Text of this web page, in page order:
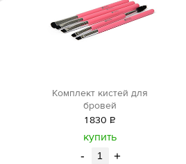
Комплект кистей для
бровей
1830 Р
уб.
купить
- +